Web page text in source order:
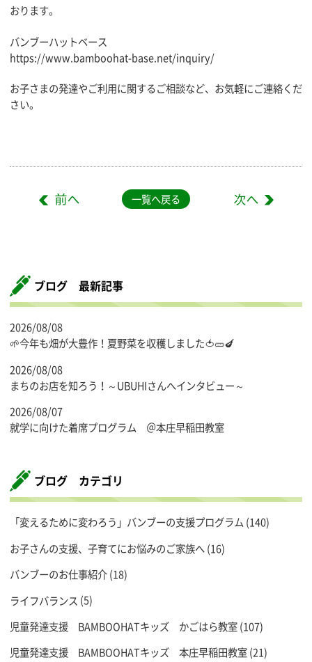
おります。
バンブーハットベース
https://www.bamboohat-base.net/inquiry/
お子さまの発達やご利用に関するご相談など、お気軽にご連絡くだ
さい。
一覧へ戻る
ブログ 最新記事
2026/08/08
🌱今年も畑が大豊作！夏野菜を収穫しました🍅🥒🍆
2026/08/08
まちのお店を知ろう！～UBUHIさんへインタビュー～
2026/08/07
就学に向けた着席プログラム ＠本庄早稲田教室
ブログ カテゴリ
「変えるために変わろう」バンブーの支援プログラム (140)
お子さんの支援、子育てにお悩みのご家族へ(16)
バンブーのお仕事紹介(18)
ライフバランス (5)
児童発達支援 BAMBOOHATキッズ かごはら教室(107)
児童発達支援 BAMBOOHATキッズ 本庄早稲田教室(21)